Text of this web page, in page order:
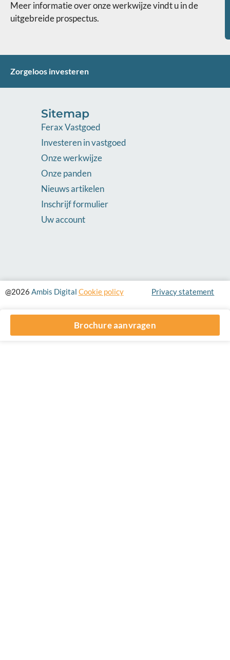
Meer informatie over onze werkwijze vindt u in de
uitgebreide prospectus.
Zorgeloos investeren
Sitemap
Ferax Vastgoed
Investeren in vastgoed
Onze werkwijze
Onze panden
Nieuws artikelen
Inschrijf formulier
Uw account
@2026 Ambis Digital Cookie policy Privacy statement
Brochure aanvragen